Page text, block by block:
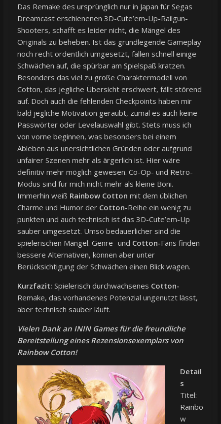
Das Remake des ursprünglich nur in Japan für Segas
Dreamcast erschienenen 3D-Cute’em-Up-Railgun-
Shooters, schafft es leider nicht, die Mängel des
Originals zu beheben. Ist das grundlegende Gameplay
noch recht ordentlich umgesetzt, fallen schnell einige
Schwächen auf, die spürbar am Spielspaß kratzen.
Besonders das viel zu große Charaktermodell von
Cotton, das jegliche Übersicht erschwert, fällt störend
auf. Doch auch die fehlenden Checkpoints haben mir
bald jegliche Motivation geraubt, zumal es auch keine
Passwörter oder Levelauswahl gibt. Stets muss ich
von vorne beginnen, was besonders bei einem
Ableben aus unersichtlichen Gründen oder aufgrund
unfairer Szenen mehr als ärgerlich ist. Hier wäre
definitiv mehr möglich gewesen. Co-Op- und Retro-
Modus sind für mich nicht mehr als kleine Boni.
Immerhin weiß Rainbow Cotton mit dem üblichen
Charme und Humor der Cotton-Reihe ein wenig zu
punkten und auch technisch ist das 3D-Cute’em-Up
sauber umgesetzt. Umso bedauerlicher sind die
spielerischen Mängel. Genre- und Cotton-Fans finden
bessere Alternativen, können aber unter
Berücksichtigung der Schwächen einen Blick wagen.
Kurzfazit: Spielerisch durchwachsenes Cotton-
Remake, das vorhandenes Potenzial ungenutzt lässt,
aber technisch sauber läuft.
Vielen Dank an ININ Games für die freundliche
Bereitstellung eines Rezensionsexemplars von
Rainbow Cotton!
Detail
s
Titel:
Rainbo
w